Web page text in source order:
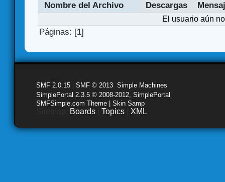
Nombre del Archivo
Descargas
El usuario aún
Páginas: [1]
SMF 2.0.15 SMF © 2013 Simple Machines
SimplePortal 2.3.5 © 2008-2012, SimplePortal
SMFSimple.com Theme | Skin Samp
Boards Topics XML